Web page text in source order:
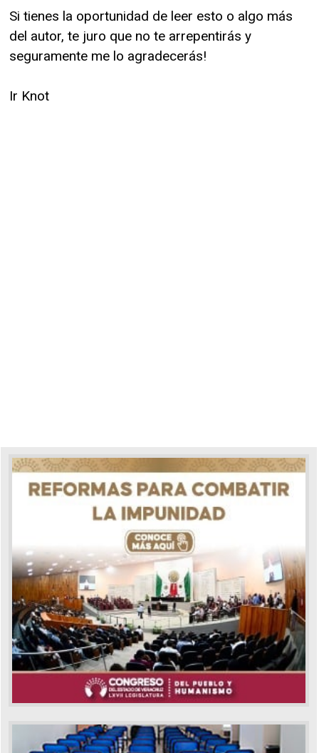
Si tienes la oportunidad de leer esto o algo más
del autor, te juro que no te arrepentirás y
seguramente me lo agradecerás!
Ir Knot